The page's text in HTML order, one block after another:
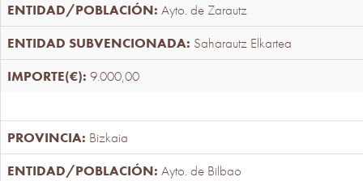
Ayto. de Zarautz
Saharautz Elkartea
9.000,00
Bizkaia
Ayto. de Bilbao